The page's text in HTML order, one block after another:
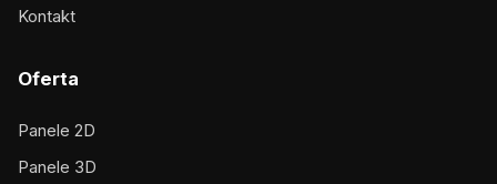
Kontakt
Oferta
Panele 2D
Panele 3D